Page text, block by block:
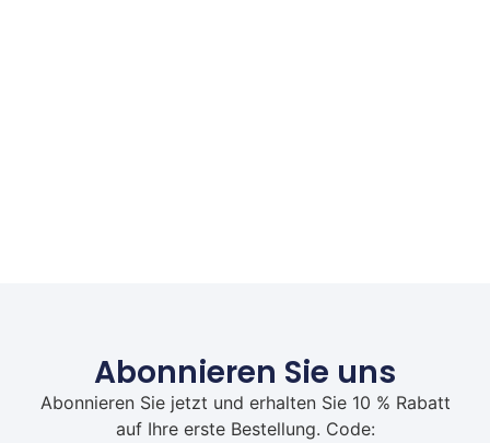
Abonnieren Sie uns
Abonnieren Sie jetzt und erhalten Sie 10 % Rabatt
auf Ihre erste Bestellung. Code: